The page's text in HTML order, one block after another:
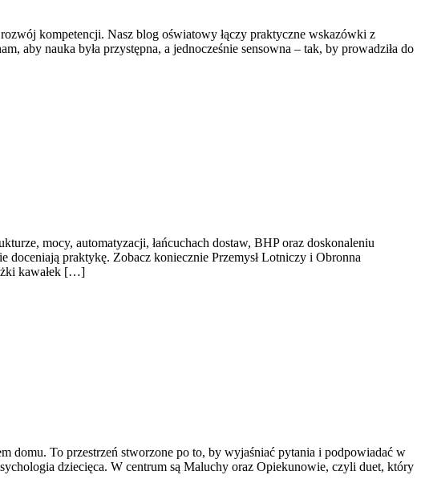
kompetencji. Nasz blog oświatowy łączy praktyczne wskazówki z
aby nauka była przystępna, a jednocześnie sensowna – tak, by prowadziła do
mocy, automatyzacji, łańcuchach dostaw, BHP oraz doskonaleniu
doceniają praktykę. Zobacz koniecznie Przemysł Lotniczy i Obronna
kawałek […]
domu. To przestrzeń stworzone po to, by wyjaśniać pytania i podpowiadać w
dziecięca. W centrum są Maluchy oraz Opiekunowie, czyli duet, który